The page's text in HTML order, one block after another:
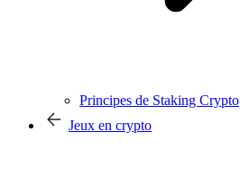
Principes de Staking Crypto
Jeux en crypto